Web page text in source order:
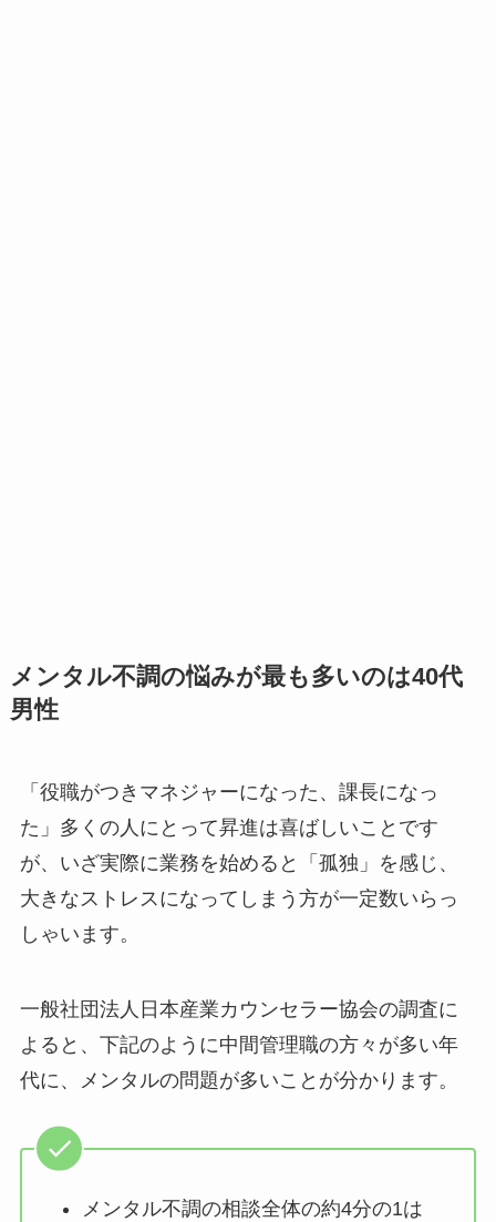
メンタル不調の悩みが最も多いのは40代
男性
「役職がつきマネジャーになった、課長になっ
た」多くの人にとって昇進は喜ばしいことです
が、いざ実際に業務を始めると「孤独」を感じ、
大きなストレスになってしまう方が一定数いらっ
しゃいます。
一般社団法人日本産業カウンセラー協会の調査に
よると、下記のように中間管理職の方々が多い年
代に、メンタルの問題が多いことが分かります。
メンタル不調の相談全体の約4分の1は